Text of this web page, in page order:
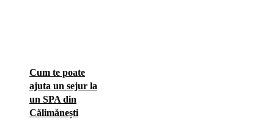
Cum te poate
ajuta un sejur la
un SPA din
Călimănești